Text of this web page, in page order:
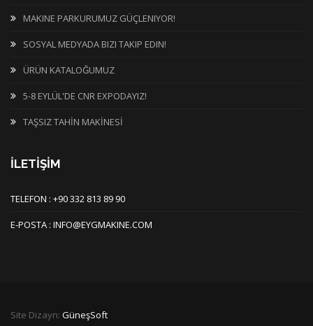
MAKINE PARKURUMUZ GÜÇLENIYOR!
SOSYAL MEDYADA BIZI TAKIP EDIN!
ÜRÜN KATALOĞUMUZ
5-8 EYLÜL'DE CNR EXPODAYIZ!
TAŞSIZ TAHİN MAKİNESİ
İLETİŞİM
TELEFON : +90 332 813 89 90
E-POSTA : INFO@EYGMAKINE.COM
Site Dizayn: GüneşSoft